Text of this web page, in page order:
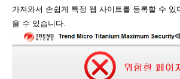
가져와서 손쉽게 특정 웹 사이트를 등록할 수 있
을 수 있습니다.